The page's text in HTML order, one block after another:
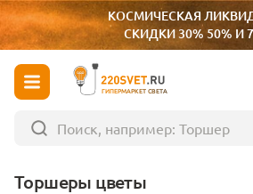
КОСМИЧЕСКАЯ
СКИДКИ 30% 50% И
ГИПЕРМАРКЕТ СВЕТА
Торшеры цветы